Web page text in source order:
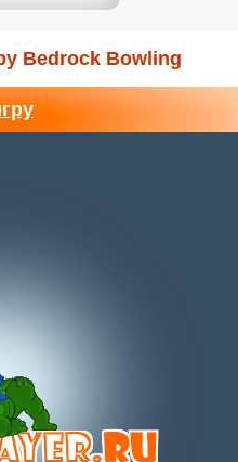
Bedrock Bowling